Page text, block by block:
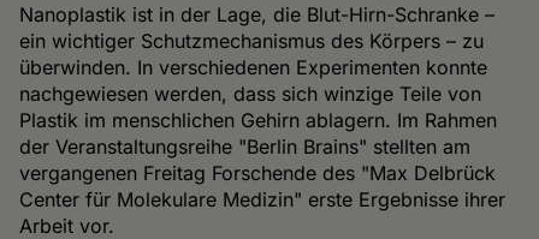
Nanoplastik ist in der Lage, die Blut-Hirn-Schranke –
ein wichtiger Schutzmechanismus des Körpers – zu
überwinden. In verschiedenen Experimenten konnte
nachgewiesen werden, dass sich winzige Teile von
Plastik im menschlichen Gehirn ablagern. Im Rahmen
der Veranstaltungsreihe "Berlin Brains" stellten am
vergangenen Freitag Forschende des "Max Delbrück
Center für Molekulare Medizin" erste Ergebnisse ihrer
Arbeit vor.